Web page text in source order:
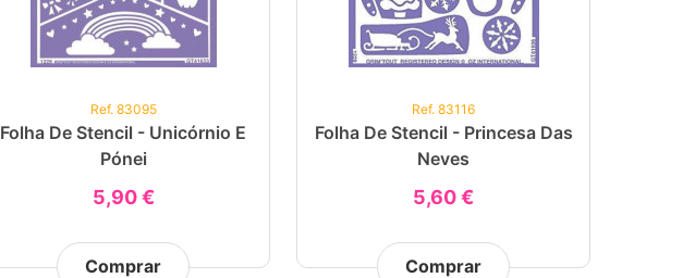
Ref. 83095
Folha De Stencil - Unicórnio E
Pónei
5,90 €
Comprar
Ref. 83116
Folha De Stencil - Princesa Das
Neves
5,60 €
Comprar